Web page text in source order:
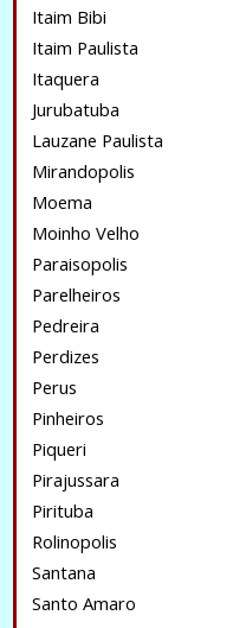
Itaim Bibi
Itaim Paulista
Itaquera
Jurubatuba
Lauzane Paulista
Mirandopolis
Moema
Moinho Velho
Paraisopolis
Parelheiros
Pedreira
Perdizes
Perus
Pinheiros
Piqueri
Pirajussara
Pirituba
Rolinopolis
Santana
Santo Amaro